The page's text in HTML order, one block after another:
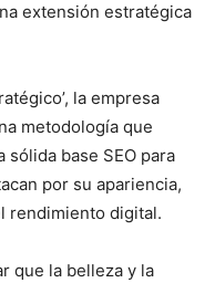
extensión estratégica
la empresa
metodología que
base SEO para
por su apariencia,
rendimiento digital.
que la belleza y la